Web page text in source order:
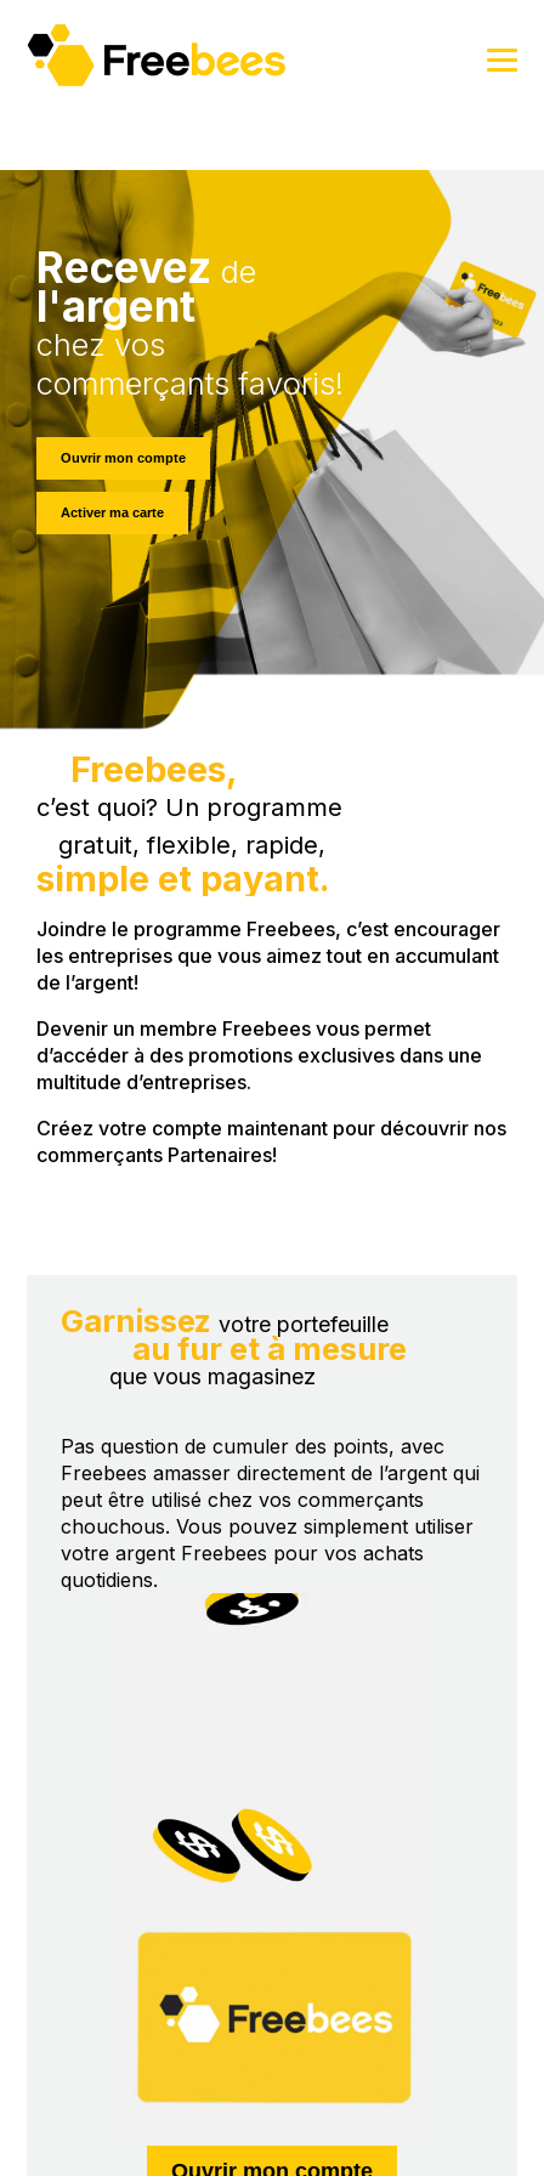
Recevez de
l'argent
chez vos
commerçants favoris!
Ouvrir mon compte
Activer ma carte
Freebees,
c’est quoi? Un programme
gratuit, flexible, rapide,
simple et payant.
Joindre le programme Freebees, c’est encourager
les entreprises que vous aimez tout en accumulant
de l’argent!
Devenir un membre Freebees vous permet
d’accéder à des promotions exclusives dans une
multitude d’entreprises.
Créez votre compte maintenant pour découvrir nos
commerçants Partenaires!
Garnissez votre portefeuille
au fur et à mesure
que vous magasinez
Pas question de cumuler des points, avec
Freebees amasser directement de l’argent qui
peut être utilisé chez vos commerçants
chouchous. Vous pouvez simplement utiliser
votre argent Freebees pour vos achats
quotidiens.
Ouvrir mon compte